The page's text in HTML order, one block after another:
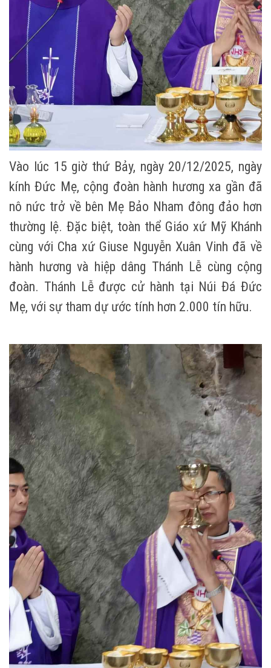
Vào lúc 15 giờ thứ Bảy, ngày 20/12/2025, ngày
kính Đức Mẹ, cộng đoàn hành hương xa gần đã
nô nức trở về bên Mẹ Bảo Nham đông đảo hơn
thường lệ. Đặc biệt, toàn thể Giáo xứ Mỹ Khánh
cùng với Cha xứ Giuse Nguyễn Xuân Vinh đã về
hành hương và hiệp dâng Thánh Lễ cùng cộng
đoàn. Thánh Lễ được cử hành tại Núi Đá Đức
Mẹ, với sự tham dự ước tính hơn 2.000 tín hữu.